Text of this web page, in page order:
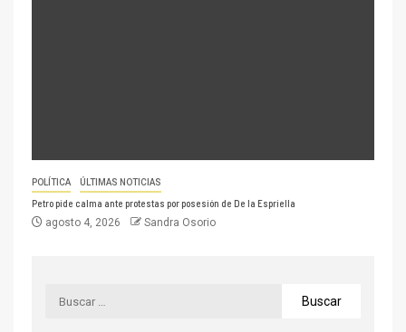
POLÍTICA ÚLTIMAS NOTICIAS
Petro pide calma ante protestas por posesión de De la Espriella
agosto 4, 2026 Sandra Osorio